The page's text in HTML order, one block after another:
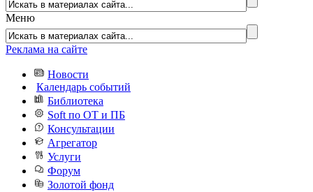
Меню
Реклама на сайте
Новости
Календарь событий
Библиотека
Soft по ОТ и ПБ
Консультации
Агрегатор
Услуги
Форум
Золотой фонд